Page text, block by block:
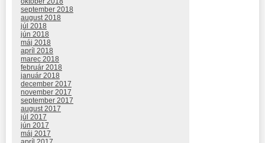
september 2018
august 2018
júl 2018
jún 2018
máj 2018
apríl 2018
marec 2018
február 2018
január 2018
december 2017
november 2017
september 2017
august 2017
júl 2017
jún 2017
máj 2017